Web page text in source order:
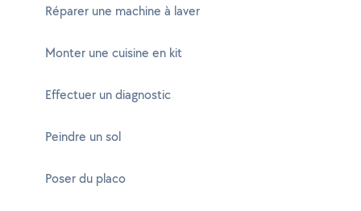
Réparer une machine à laver
Monter une cuisine en kit
Effectuer un diagnostic
Peindre un sol
Poser du placo